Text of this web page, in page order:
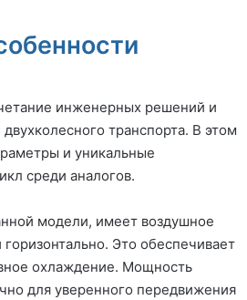
инженерных решений и
транспорта. В этом
и уникальные
среди аналогов.
модели, имеет воздушное
Это обеспечивает
охлаждение. Мощность
для уверенного передвижения